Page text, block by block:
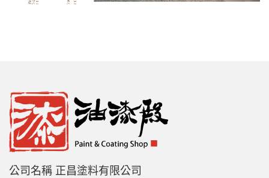
公司名稱 正昌塗料有限公司